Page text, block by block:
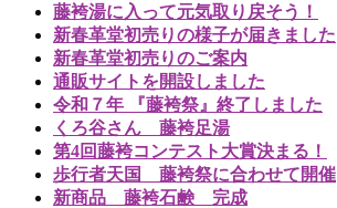
藤袴湯に入って元気取り戻そう！
新春革堂初売りの様子が届きました
新春革堂初売りのご案内
通販サイトを開設しました
令和７年 『藤袴祭』終了しました
くろ谷さん 藤袴足湯
第4回藤袴コンテスト大賞決まる！
歩行者天国 藤袴祭に合わせて開催
新商品 藤袴石鹸 完成